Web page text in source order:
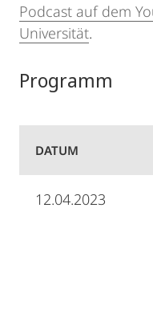
Podcast auf dem
Universität.
Programm
DATUM
12.04.2023